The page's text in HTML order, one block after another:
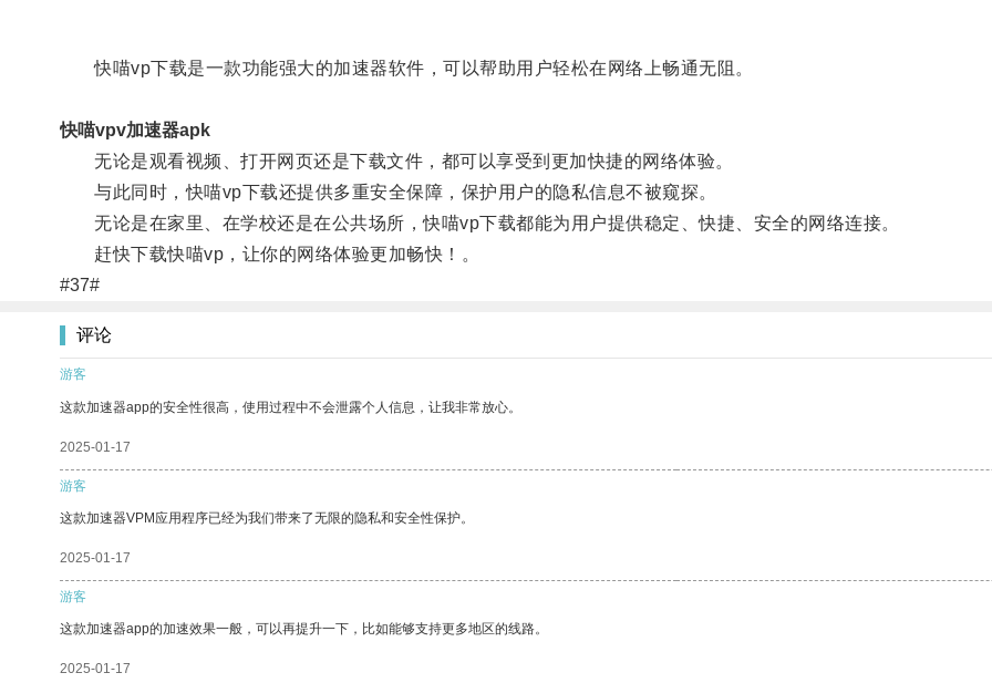
快喵vp下载是一款功能强大的加速器软件，可以帮助用户轻松在网络上畅通无阻。
快喵vpv加速器apk
无论是观看视频、打开网页还是下载文件，都可以享受到更加快捷的网络体验。
与此同时，快喵vp下载还提供多重安全保障，保护用户的隐私信息不被窥探。
无论是在家里、在学校还是在公共场所，快喵vp下载都能为用户提供稳定、快捷、安全的网络连接。
赶快下载快喵vp，让你的网络体验更加畅快！。
#37#
评论
游客
这款加速器app的安全性很高，使用过程中不会泄露个人信息，让我非常放心。
2025-01-17
游客
这款加速器VPM应用程序已经为我们带来了无限的隐私和安全性保护。
2025-01-17
游客
这款加速器app的加速效果一般，可以再提升一下，比如能够支持更多地区的线路。
2025-01-17